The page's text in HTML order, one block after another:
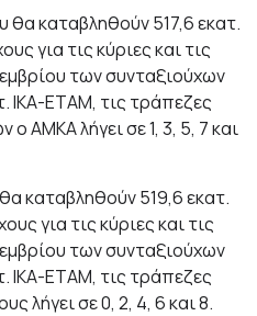
καταβληθούν 517,6 εκατ.
για τις κύριες και τις
των συνταξιούχων
ΙΚΑ-ΕΤΑΜ, τις τράπεζες
ΑΜΚΑ λήγει σε 1, 3, 5, 7 και
καταβληθούν 519,6 εκατ.
για τις κύριες και τις
των συνταξιούχων
ΙΚΑ-ΕΤΑΜ, τις τράπεζες
λήγει σε 0, 2, 4, 6 και 8.